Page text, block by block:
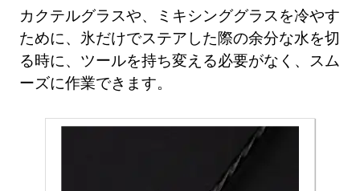
カクテルグラスや、ミキシンググラスを冷やす
ために、氷だけでステアした際の余分な水を切
る時に、ツールを持ち変える必要がなく、スム
ーズに作業できます。